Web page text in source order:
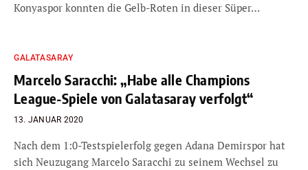
Konyaspor konnten die Gelb-Roten in dieser Süper…
GALATASARAY
Marcelo Saracchi: „Habe alle Champions
League-Spiele von Galatasaray verfolgt“
13. JANUAR 2020
Nach dem 1:0-Testspielerfolg gegen Adana Demirspor hat
sich Neuzugang Marcelo Saracchi zu seinem Wechsel zu